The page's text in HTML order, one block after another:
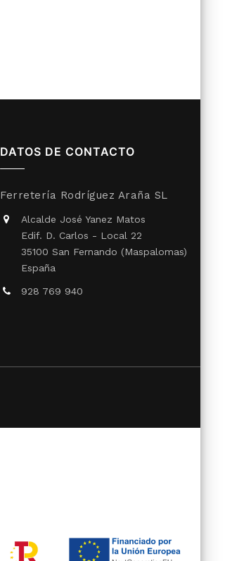
DATOS DE CONTACTO
Ferretería Rodríguez Araña SL
Alcalde José Yanez Matos
Edif. D. Carlos - Local 22
35100 San Fernando (Maspalomas)
España
928 769 940